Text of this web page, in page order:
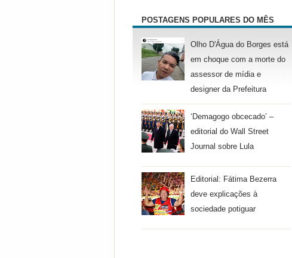
POSTAGENS POPULARES DO MÊS
Olho D'Água do Borges está
em choque com a morte do
assessor de mídia e
designer da Prefeitura
‘Demagogo obcecado’ –
editorial do Wall Street
Journal sobre Lula
Editorial: Fátima Bezerra
deve explicações à
sociedade potiguar